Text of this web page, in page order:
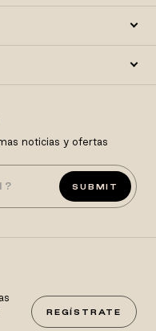
noticias y ofertas
SUBMIT
REGÍSTRATE